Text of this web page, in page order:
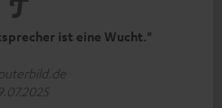
ist eine Wucht."